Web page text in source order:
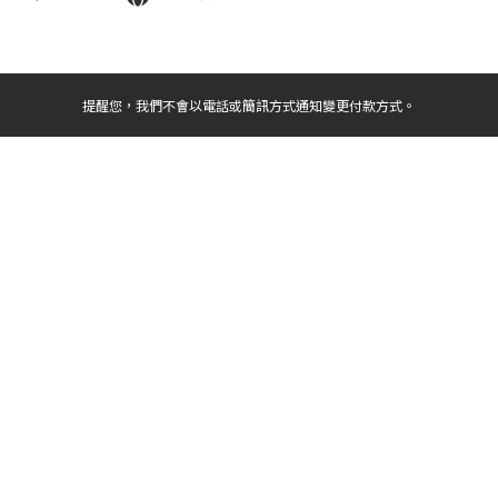
提醒您，我們不會以電話或簡訊方式通知變更付款方式。